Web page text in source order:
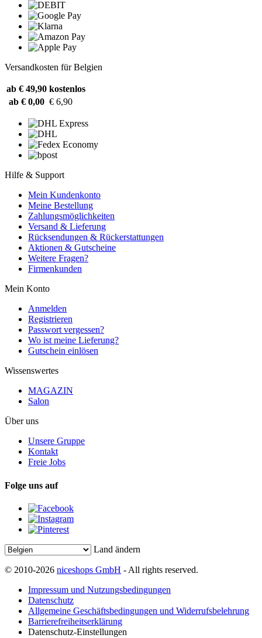
Versandkosten für Belgien
ab € 49,90 kostenlos
ab € 0,00 € 6,90
Hilfe & Support
Mein Kundenkonto
Meine Bestellung
Zahlungsmöglichkeiten
Versand & Lieferung
Rücksendungen & Rückerstattungen
Aktionen & Gutscheine
Weitere Fragen?
Firmenkunden
Mein Konto
Anmelden
Registrieren
Passwort vergessen?
Wo ist meine Lieferung?
Gutschein einlösen
Wissenswertes
MAGAZIN
Salon
Über uns
Unsere Gruppe
Kontakt
Freie Jobs
Folge uns auf
Land ändern
© 2010-2026 niceshops GmbH - All rights reserved.
Impressum und Nutzungsbedingungen
Datenschutz
Allgemeine Geschäftsbedingungen und Widerrufsbelehrung
Barrierefreiheitserklärung
Datenschutz-Einstellungen